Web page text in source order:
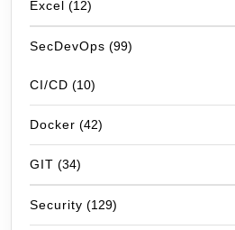
Excel (12)
SecDevOps (99)
CI/CD (10)
Docker (42)
GIT (34)
Security (129)